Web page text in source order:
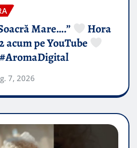
Mare….”
Hora
acum pe YouTube
7, 2026